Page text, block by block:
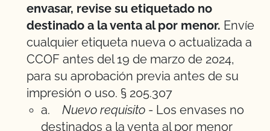
envasar, revise su etiquetado no
destinado a la venta al por menor. Envíe
cualquier etiqueta nueva o actualizada a
CCOF antes del 19 de marzo de 2024,
para su aprobación previa antes de su
impresión o uso. § 205.307
a. Nuevo requisito - Los envases no
destinados a la venta al por menor